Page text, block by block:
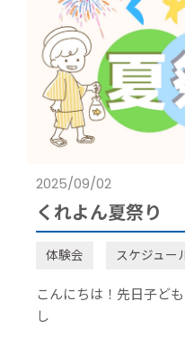
2025/09/02
くれよん夏祭り
体験会 スケジュー
こんにちは！先日子ど
し